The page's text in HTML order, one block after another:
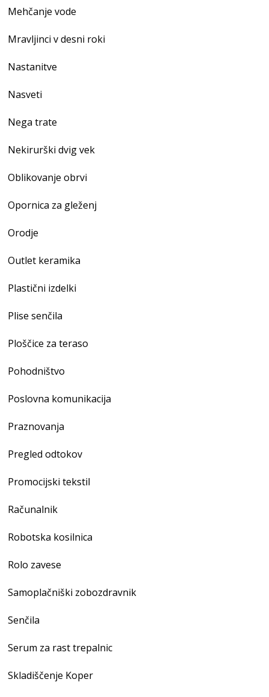
Mehčanje vode
Mravljinci v desni roki
Nastanitve
Nasveti
Nega trate
Nekirurški dvig vek
Oblikovanje obrvi
Opornica za gleženj
Orodje
Outlet keramika
Plastični izdelki
Plise senčila
Ploščice za teraso
Pohodništvo
Poslovna komunikacija
Praznovanja
Pregled odtokov
Promocijski tekstil
Računalnik
Robotska kosilnica
Rolo zavese
Samoplačniški zobozdravnik
Senčila
Serum za rast trepalnic
Skladiščenje Koper